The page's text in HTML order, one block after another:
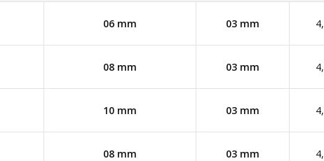
06 mm 03 mm
08 mm 03 mm
10 mm 03 mm
08 mm 03 mm